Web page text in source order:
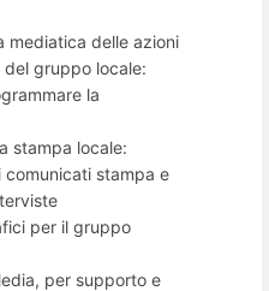
mediatica delle azioni
del gruppo locale:
la
stampa locale:
stampa e
per il gruppo
per supporto e